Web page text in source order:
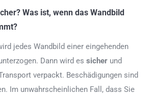
Was ist, wenn das Wandbild
jedes Wandbild einer eingehenden
Dann wird es sicher und
verpackt. Beschädigungen sind
Im unwahrscheinlichen Fall, dass Sie